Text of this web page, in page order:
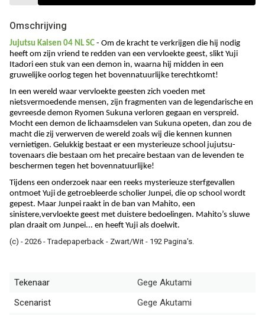
Omschrijving
Jujutsu Kaisen 04 NL SC - Om de kracht te verkrijgen die hij nodig
heeft om zijn vriend te redden van een vervloekte geest, slikt Yuji
Itadori een stuk van een demon in, waarna hij midden in een
gruwelijke oorlog tegen het bovennatuurlijke terechtkomt!
In een wereld waar vervloekte geesten zich voeden met
nietsvermoedende mensen, zijn fragmenten van de legendarische en
gevreesde demon Ryomen Sukuna verloren gegaan en verspreid.
Mocht een demon de lichaamsdelen van Sukuna opeten, dan zou de
macht die zij verwerven de wereld zoals wij die kennen kunnen
vernietigen. Gelukkig bestaat er een mysterieuze school jujutsu-
tovenaars die bestaan ​​om het precaire bestaan ​​van de levenden te
beschermen tegen het bovennatuurlijke!
Tijdens een onderzoek naar een reeks mysterieuze sterfgevallen
ontmoet Yuji de getroebleerde scholier Junpei, die op school wordt
gepest. Maar Junpei raakt in de ban van Mahito, een
sinistere,vervloekte geest met duistere bedoelingen. Mahito’s sluwe
plan draait om Junpei... en heeft Yuji als doelwit.
(c) - 2026 - Tradepaperback - Zwart/Wit - 192 Pagina's.
Tekenaar
Gege Akutami
Scenarist
Gege Akutami